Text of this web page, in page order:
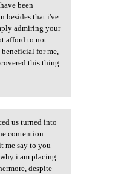
been
besides that i've
admiring your
afford to not
for me,
this thing
us turned into
contention..
me say to you
i am placing
despite